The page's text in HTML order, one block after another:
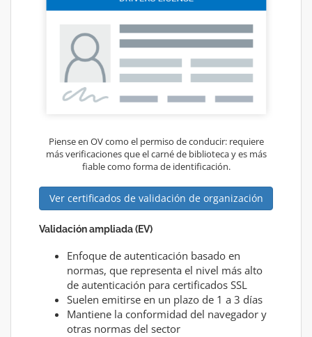
Piense en OV como el permiso de conducir: requiere
más verificaciones que el carné de biblioteca y es más
fiable como forma de identificación.
Ver certificados de validación de organización
Validación ampliada (EV)
Enfoque de autenticación basado en
normas, que representa el nivel más alto
de autenticación para certificados SSL
Suelen emitirse en un plazo de 1 a 3 días
Mantiene la conformidad del navegador y
otras normas del sector